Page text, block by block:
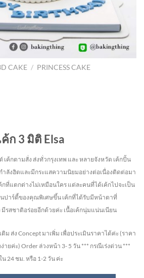
CAKE / PRINCESS CAKE
ค้ก 3 มิติ Elsa
เค้กตามสั่ง ส่งทั่วกรุงเทพ และ หลายจังหวัด เค้กปั้น
กำลังฮิตและมีกระแสความนิยมอย่างต่อเนื่องติดต่อมา
กที่แตกต่างไม่เหมือนใคร แต่ละคนที่ได้เค้กไปจะเป็น
นปาร์ตี้ของคุณพิเศษขึ้น เค้กที่ได้รับมีหน้าตาที่
มีรสชาติอร่อยอีกด้วยค่ะ เนื้อเค้กนุ่มแน่นเนียน
ส่ง Concept มาเพิ่ม เพื่อประเมินราคาได้ค่ะ (ราคา
ายค่ะ) Order ล่วงหน้า 3- 5 วัน *** กรณีเร่งด่วน ***
24 ชม. หรือ 1-2 วัน ค่ะ